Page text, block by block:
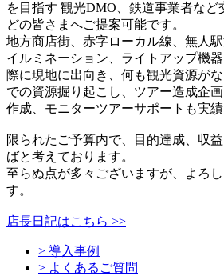
を目指す 観光DMO、鉄道事業者など
どの皆さまへご提案可能です。
地方商店街、赤字ローカル線、無人
イルミネーション、ライトアップ機
際に現地に出向き、何も観光資源が
での資源掘り起こし、ツアー造成企
作成、モニターツアーサポートも実績
限られたご予算内で、目的達成、収
ばと考えております。
至らぬ点が多々ございますが、よろ
す。
店長日記はこちら >>
> 導入事例
> よくあるご質問